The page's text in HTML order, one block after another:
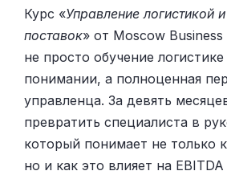
Курс «Управление логистикой
поставок» от Moscow
не просто обучение
понимании, а полноценная
управленца. За девять
превратить специалиста в
который понимает не только
но и как это влияет на